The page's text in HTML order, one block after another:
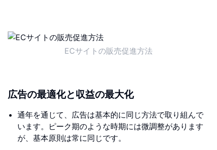
ECサイトの販売促進方法
広告の最適化と収益の最大化
通年を通じて、広告は基本的に同じ方法で取り組んで
います。ピーク期のような時期には微調整があります
が、基本原則は常に同じです。